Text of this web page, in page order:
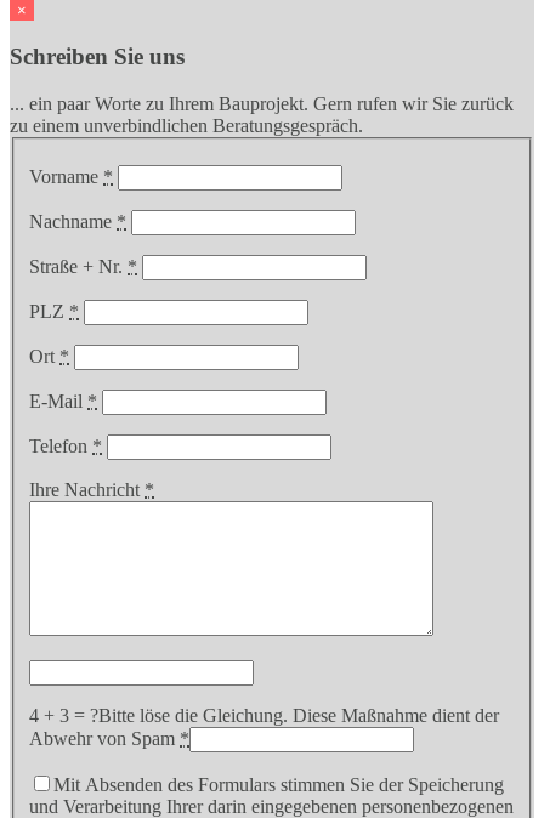
×
Schreiben Sie uns
... ein paar Worte zu Ihrem Bauprojekt. Gern rufen wir Sie zurück
zu einem unverbindlichen Beratungsgespräch.
Vorname *
Nachname *
Straße + Nr. *
PLZ *
Ort *
E-Mail *
Telefon *
Ihre Nachricht *
4 + 3 = ?Bitte löse die Gleichung. Diese Maßnahme dient der
Abwehr von Spam *
Mit Absenden des Formulars stimmen Sie der Speicherung
und Verarbeitung Ihrer darin eingegebenen personenbezogenen